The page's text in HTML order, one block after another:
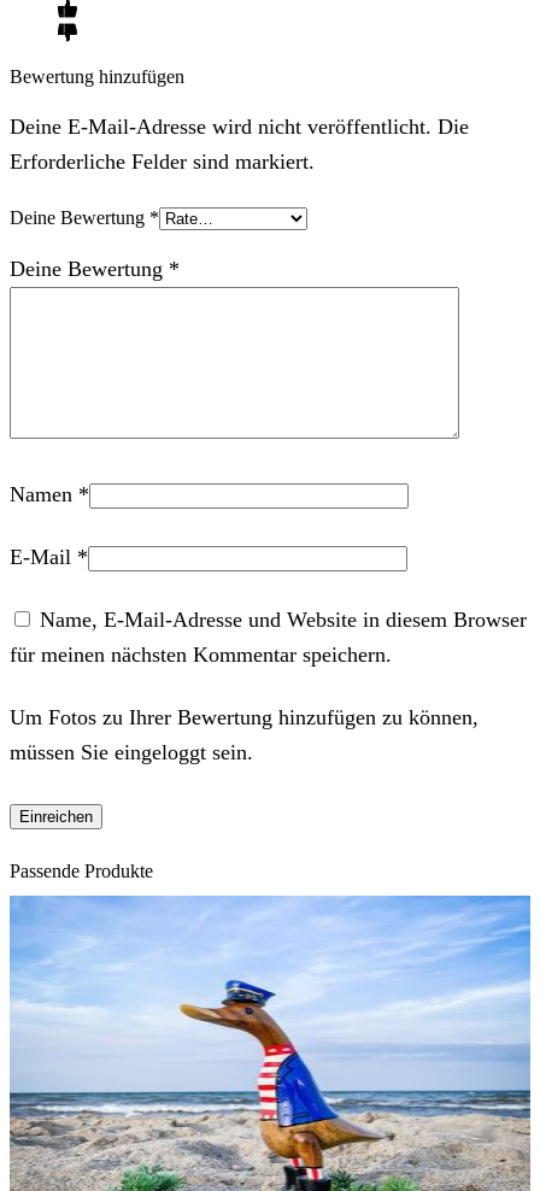
Bewertung hinzufügen
Deine E-Mail-Adresse wird nicht veröffentlicht. Die
Erforderliche Felder sind markiert.
Deine Bewertung *
Deine Bewertung *
Namen *
E-Mail *
Name, E-Mail-Adresse und Website in diesem Browser
für meinen nächsten Kommentar speichern.
Um Fotos zu Ihrer Bewertung hinzufügen zu können,
müssen Sie eingeloggt sein.
Passende Produkte